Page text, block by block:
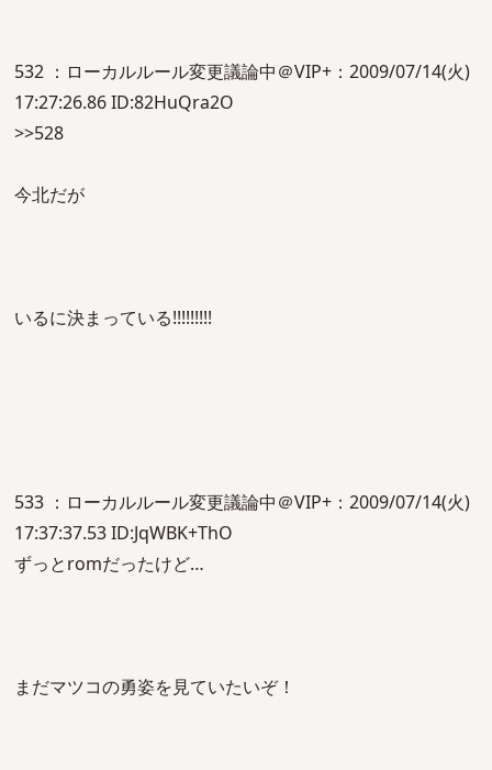
532 ：ローカルルール変更議論中＠VIP+：2009/07/14(火)
17:27:26.86 ID:82HuQra2O
>>528
今北だが
いるに決まっている!!!!!!!!!
533 ：ローカルルール変更議論中＠VIP+：2009/07/14(火)
17:37:37.53 ID:JqWBK+ThO
ずっとromだったけど…
まだマツコの勇姿を見ていたいぞ！